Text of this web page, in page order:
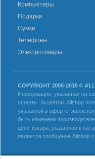
Компьютеры
Подарки
Сумки
Телефоны
Электротовары
COPYRIGHT 2005-2015 ©
Информация, указанная на
оферты. Акцептом Allshop
указанной в оферте,
быть изменена
цене товара, указанная в
является сообщение Allshop о